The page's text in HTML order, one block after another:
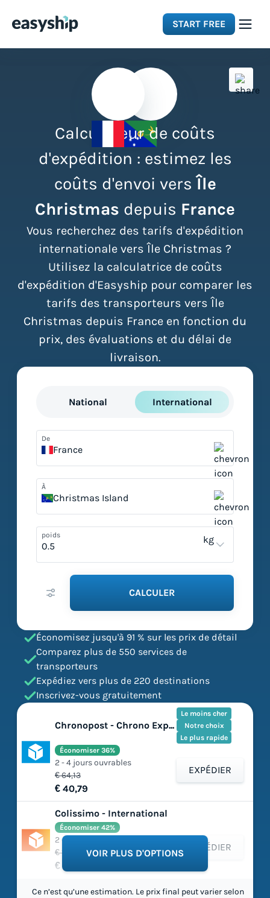
START FREE
Resources
Calculateur de coûts
d'expédition : estimez les
coûts d'envoi versÎle
Christmas depuis France
Vous recherchez des tarifs d'expédition
internationale vers Île Christmas ?
Utilisez la calculatrice de coûts
d'expédition d'Easyship pour comparer les
tarifs des transporteurs vers Île
Christmas depuis France en fonction du
prix, des évaluations et du délai de
livraison.
National International
De
France
À
Christmas Island
poids kg
CALCULER
Économisez jusqu'à 91 % sur les prix de détail
Comparez plus de 550 services de
transporteurs
Expédiez vers plus de 220 destinations
Inscrivez-vous gratuitement
Chronopost - Chrono Express
Le moins cher
Notre choix
Le plus rapide
€ 64,13
€ 40,79
Économiser 36%
2 - 4 jours ouvrables
EXPÉDIER
Colissimo - International
€ 108,98
€ 63,36
Économiser 42%
2 - 10 jours ouvrables
EXPÉDIER
VOIR PLUS D'OPTIONS
Ce n’est qu’une estimation. Le prix final peut varier selon